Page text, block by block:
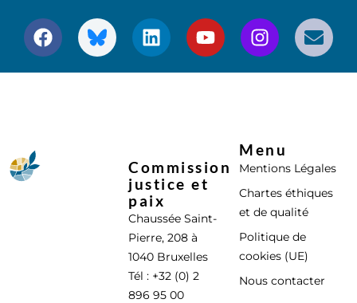
Commission
justice et
paix
Chaussée Saint-
Pierre, 208 à
1040 Bruxelles
Tél : +32 (0) 2
896 95 00
Menu
Mentions Légales
Chartes éthiques
et de qualité
Politique de
cookies (UE)
Nous contacter